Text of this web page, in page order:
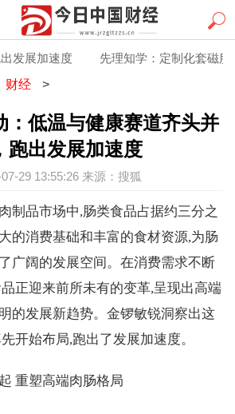
展加速度
先理知学：定制化套磁服
财经 >
：低温与健康赛道齐头并
跑出发展加速度
29 13:55:26 来源：搜狐
制品市场中,肠类食品占据约三分之
的消费基础和丰富的食材资源,为肠
广阔的发展空间。在消费需求不断
正迎来前所未有的变革,呈现出高端
的发展新趋势。金锣敏锐洞察出这
开始布局,跑出了发展加速度。
重塑高端肉肠格局